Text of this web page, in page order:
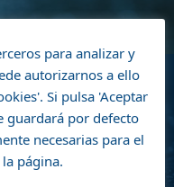
con Escudería
del siguiente
para analizar y
autorizarnos a ello
Si pulsa 'Aceptar
guardará por defecto
necesarias para el
página.